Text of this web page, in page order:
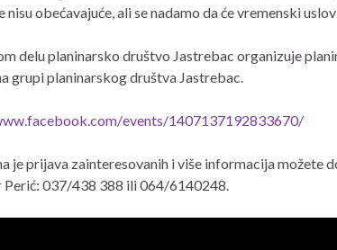
nisu obećavajuće, ali se nadamo da će vremenski
delu planinarsko društvo Jastrebac organizuje
grupi planinarskog društva Jastrebac.
events/1407137192833670/
je prijava zainteresovanih i više informacija možete
Perić: 037/438 388 ili 064/6140248.